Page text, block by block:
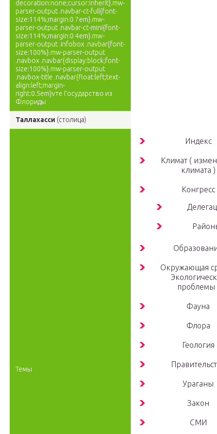
decoration:none;cursor:inherit}.mw-
parser-output .navbar-ct-full{font-
size:114%;margin:0 7em}.mw-
parser-output .navbar-ct-mini{font-
size:114%;margin:0 4em}.mw-
parser-output .infobox .navbar{font-
size:100%}.mw-parser-output
.navbox .navbar{display:block;font-
size:100%}.mw-parser-output
.navbox-title .navbar{float:left;text-
align:left;margin-
right:0.5em}vте Государство из
Флориды
Таллахасси (столица)
Темы
Индекс
Климат (
климата )
Конгресс
Окружающая
проблемы
Фауна
Флора
Геология
Ураганы
Закон
СМИ